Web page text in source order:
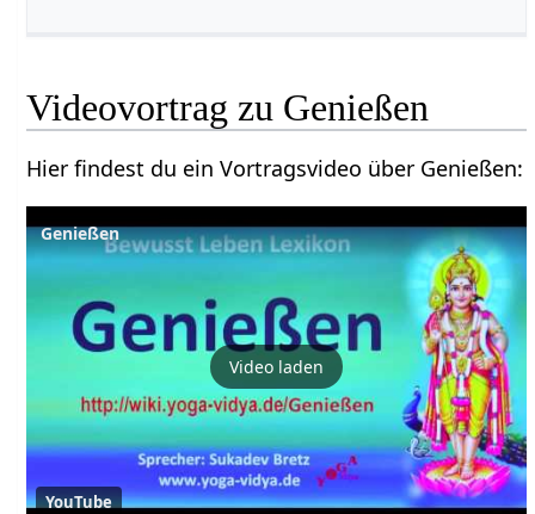
Hier findest du ein Vortragsvideo über Genießen‏‎:
Genießen
Video laden
YouTube